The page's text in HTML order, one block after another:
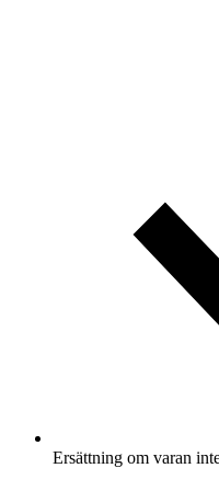
Ersättning om varan